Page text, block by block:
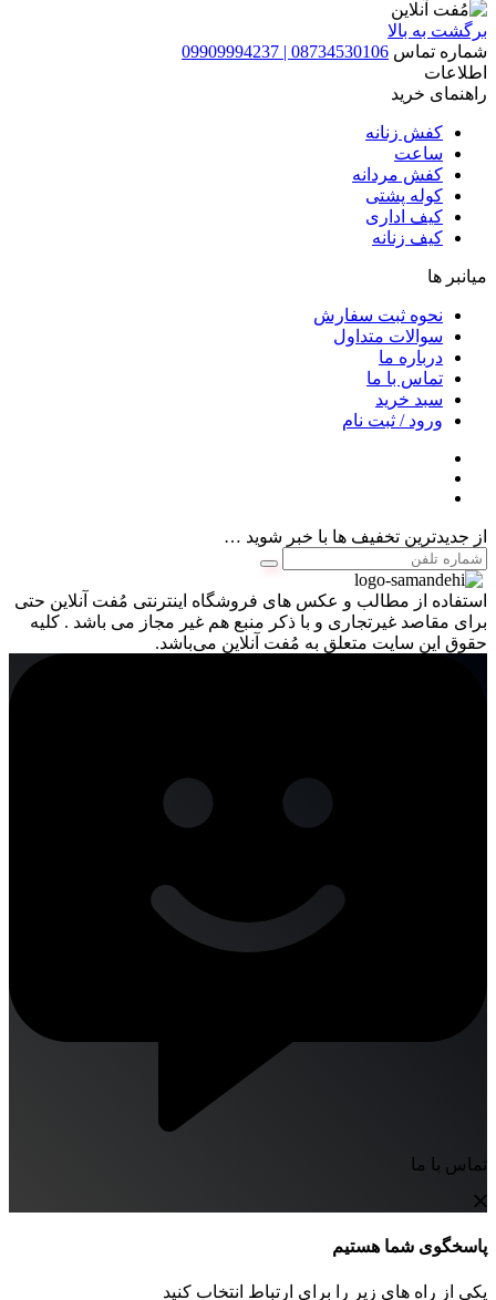
برگشت به بالا
شماره تماس 08734530106 | 09909994237
اطلاعات
راهنمای خرید
کفش زنانه
ساعت
کفش مردانه
کوله پشتی
کیف اداری
کیف زنانه
میانبر ها
نحوه ثبت سفارش
سوالات متداول
درباره ما
تماس با ما
سبد خرید
ورود / ثبت نام
از جدیدترین تخفیف ها با خبر شوید …
استفاده از مطالب و عکس های فروشگاه اینترنتی مُفت آنلاین حتی
برای مقاصد غیرتجاری و با ذکر منبع هم غیر مجاز می باشد . کلیه
حقوق این سایت متعلق به مُفت آنلاین می‌باشد.
تماس با ما
پاسخگوی شما هستیم
یکی از راه های زیر را برای ارتباط انتخاب کنید